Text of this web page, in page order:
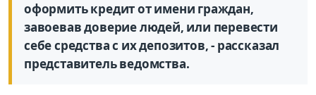
оформить кредит от имени граждан,
завоевав доверие людей, или перевести
себе средства с их депозитов, - рассказал
представитель ведомства.